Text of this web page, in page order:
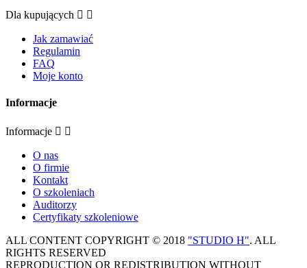
Dla kupujących  
Jak zamawiać
Regulamin
FAQ
Moje konto
Informacje
Informacje  
O nas
O firmie
Kontakt
O szkoleniach
Auditorzy
Certyfikaty szkoleniowe
ALL CONTENT COPYRIGHT © 2018 "STUDIO H". ALL
RIGHTS RESERVED
REPRODUCTION OR REDISTRIBUTION WITHOUT